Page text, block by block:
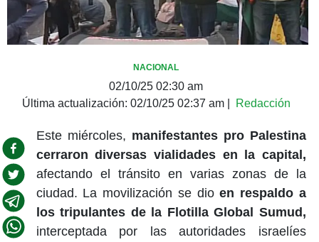
NACIONAL
02/10/25 02:30 am
Última actualización: 02/10/25 02:37 am| Redacción
Este miércoles, manifestantes pro Palestina
cerraron diversas vialidades en la capital,
afectando el tránsito en varias zonas de la
ciudad. La movilización se dioen respaldo a
los tripulantes de la Flotilla Global Sumud,
interceptada por las autoridades israelíes